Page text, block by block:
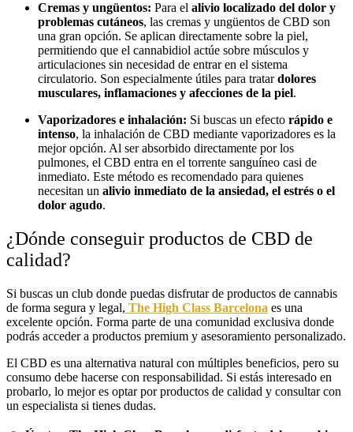
Cremas y ungüentos: Para el alivio localizado del dolor y
problemas cutáneos, las cremas y ungüentos de CBD son
una gran opción. Se aplican directamente sobre la piel,
permitiendo que el cannabidiol actúe sobre músculos y
articulaciones sin necesidad de entrar en el sistema
circulatorio. Son especialmente útiles para tratardolores
musculares, inflamaciones y afecciones de la piel.
Vaporizadores e inhalación: Si buscas un efecto rápido e
intenso, la inhalación de CBD mediante vaporizadores es la
mejor opción. Al ser absorbido directamente por los
pulmones, el CBD entra en el torrente sanguíneo casi de
inmediato. Este método es recomendado para quienes
necesitan un alivio inmediato de la ansiedad, el estrés o el
dolor agudo.
¿Dónde conseguir productos de CBD de
calidad?
Si buscas un club donde puedas disfrutar de productos de cannabis
de forma segura y legal, The High Class Barcelona es una
excelente opción. Forma parte de una comunidad exclusiva donde
podrás acceder a productos premium y asesoramiento personalizado.
El CBD es una alternativa natural con múltiples beneficios, pero su
consumo debe hacerse con responsabilidad. Si estás interesado en
probarlo, lo mejor es optar por productos de calidad y consultar con
un especialista si tienes dudas.